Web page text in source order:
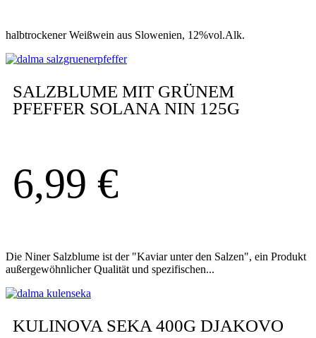
halbtrockener Weißwein aus Slowenien, 12%vol.Alk.
SALZBLUME MIT GRÜNEM
PFEFFER SOLANA NIN 125G
6,99 €
Die Niner Salzblume ist der "Kaviar unter den Salzen", ein Produkt
außergewöhnlicher Qualität und spezifischen...
KULINOVA SEKA 400G DJAKOVO